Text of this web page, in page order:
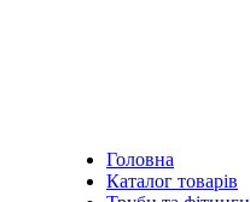
Головна
Каталог товарів